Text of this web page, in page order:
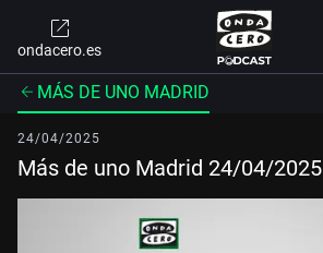
ondacero.es
MÁS DE UNO MADRID
24/04/2025
Más de uno Madrid 24/04/2025